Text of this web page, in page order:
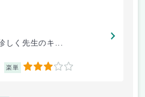
しく先生のキ...
楽単 3